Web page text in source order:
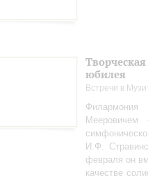
юбилея
Встречи в
Мееровичем
И.Ф.
февраля он
качестве